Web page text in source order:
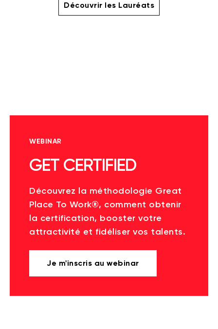
Découvrir les Lauréats
WEBINAR
GET CERTIFIED
Découvrez la méthodologie Great
Place To Work®, comment obtenir
la certification, booster votre
attractivité et fidéliser vos talents.
Je m'inscris au webinar